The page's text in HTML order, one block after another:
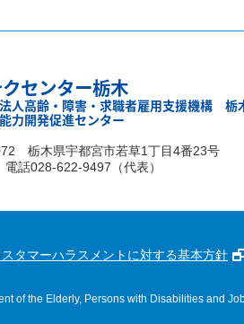
センター栃木
人高齢・障害・求職者雇用支援機構 栃
力開発促進センター
栃木県宇都宮市若草1丁目4番23号
電話028-622-9497（代表）
スタマーハラスメントに対する基本方針
of the Elderly, Persons with Disabilities and